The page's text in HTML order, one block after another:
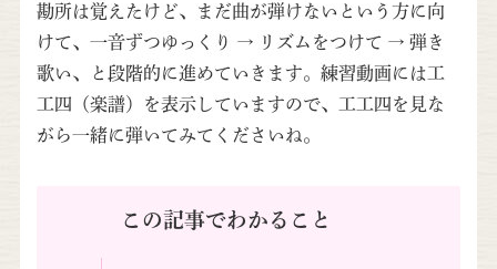
勘所は覚えたけど、まだ曲が弾けないという方に向
けて、一音ずつゆっくり → リズムをつけて → 弾き
歌い、と段階的に進めていきます。練習動画には工
工四（楽譜）を表示していますので、工工四を見な
がら一緒に弾いてみてくださいね。
この記事でわかること